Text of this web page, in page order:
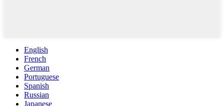
English
French
German
Portuguese
Spanish
Russian
Japanese